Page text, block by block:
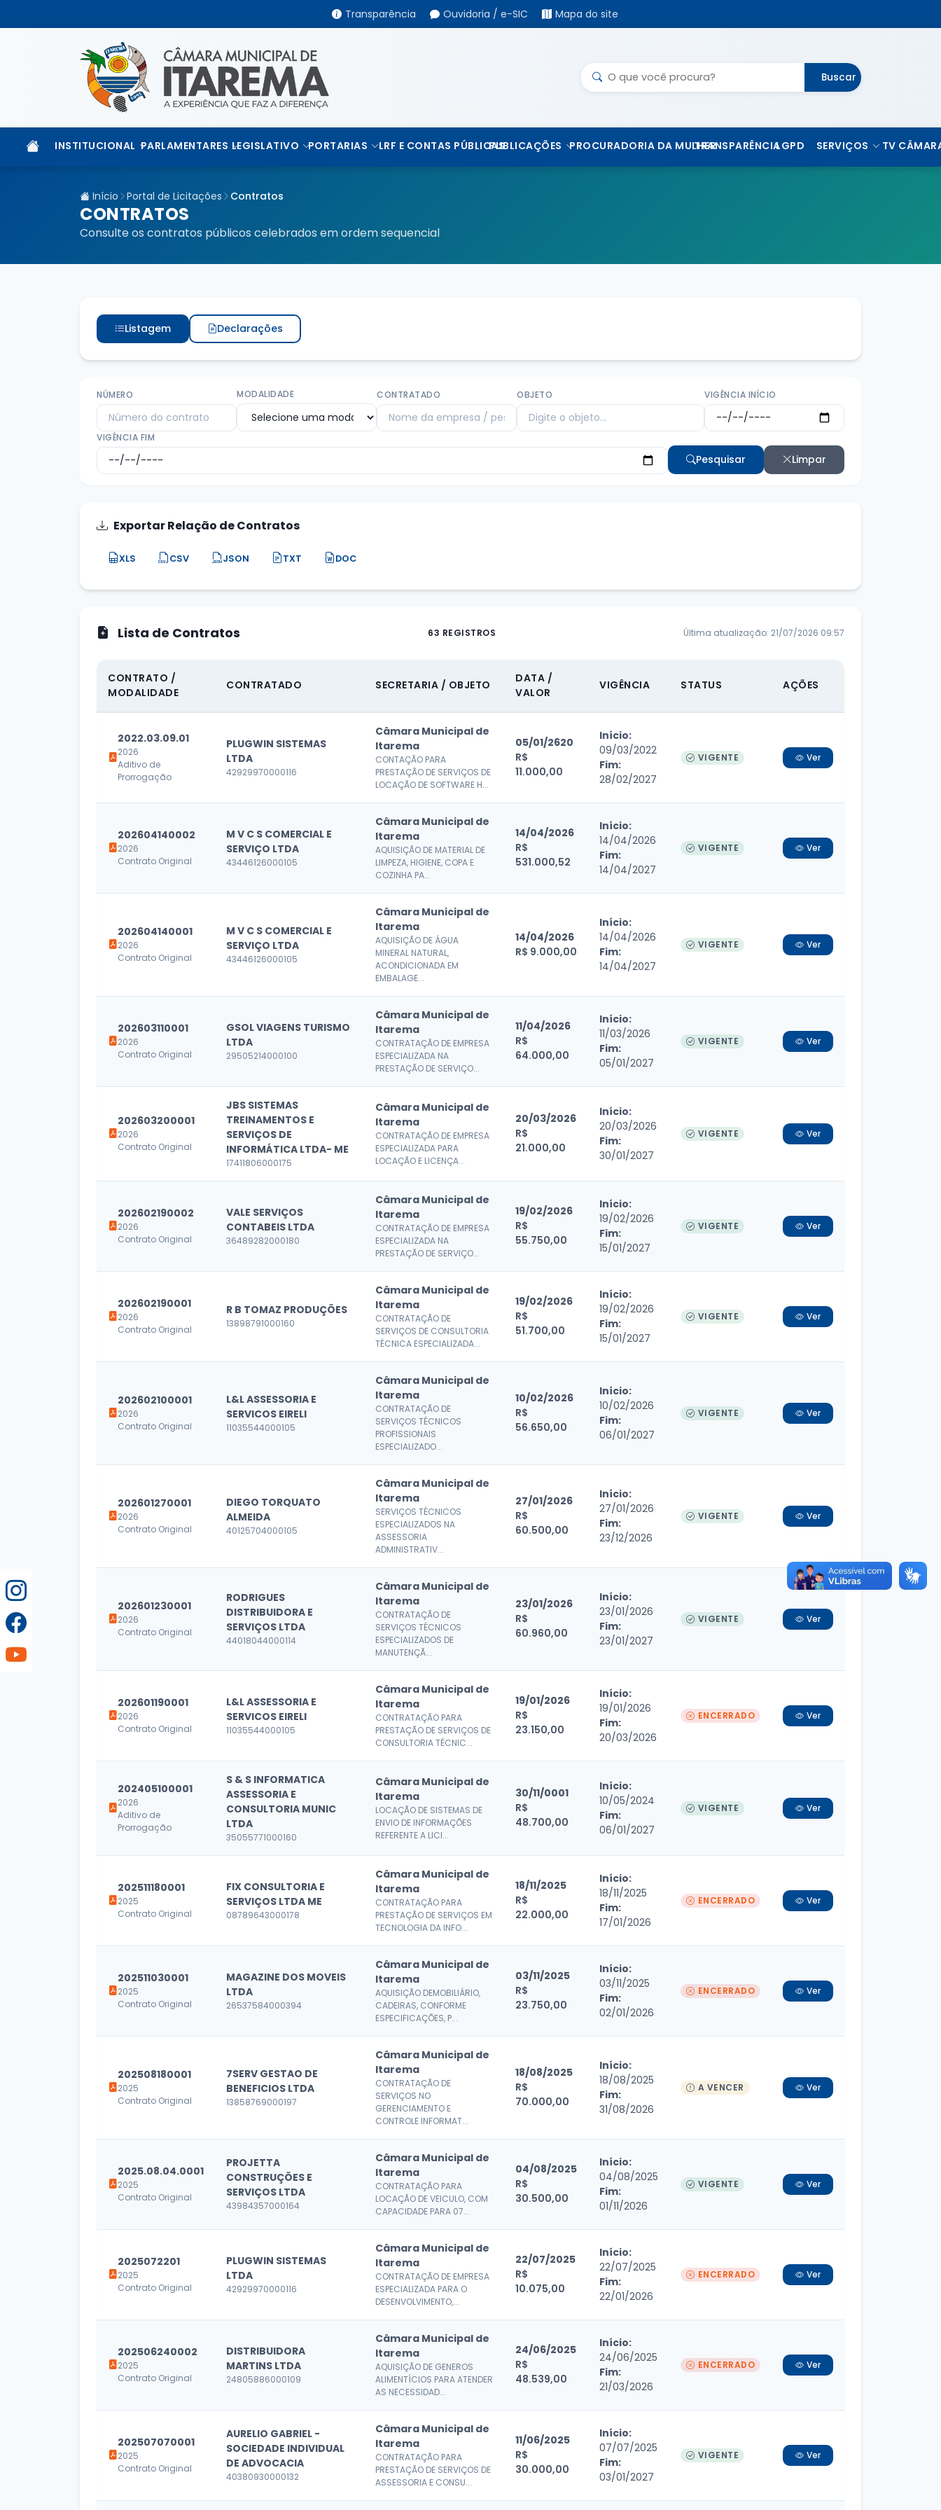
Transparência Ouvidoria / e-SIC Mapa do site
Buscar
INSTITUCIONAL PARLAMENTARES LEGISLATIVO PORTARIAS LRF E CONTAS PÚBLICASPUBLICAÇÕES PROCURADORIA DA MULHERTRANSPARÊNCIALGPD SERVIÇOS TV
Início Portal de Licitações Contratos
CONTRATOS
Consulte os contratos públicos celebrados em ordem sequencial
Listagem Declarações
NÚMERO MODALIDADE CONTRATADO OBJETO VIGÊNCIA INÍCIO
VIGÊNCIA FIM
Pesquisar Limpar
Exportar Relação de Contratos
XLS CSV JSON TXT DOC
Lista de Contratos 63 REGISTROS Última atualização: 21/07/2026 09:57
CONTRATO /
MODALIDADE
CONTRATADO SECRETARIA / OBJETO
DATA /
VALOR
VIGÊNCIA STATUS AÇÕES
2022.03.09.01
2026
Aditivo de
Prorrogação
PLUGWIN SISTEMAS
LTDA
42929970000116
Câmara Municipal de
Itarema
CONTAÇÃO PARA
PRESTAÇÃO DE SERVIÇOS DE
LOCAÇÃO DE SOFTWARE H...
05/01/2620
R$
11.000,00
Início:
09/03/2022
Fim:
28/02/2027
VIGENTE Ver
202604140002
2026
Contrato Original
M V C S COMERCIAL E
SERVIÇO LTDA
43446126000105
Câmara Municipal de
Itarema
AQUISIÇÃO DE MATERIAL DE
LIMPEZA, HIGIENE, COPA E
COZINHA PA...
14/04/2026
R$
531.000,52
Início:
14/04/2026
Fim:
14/04/2027
VIGENTE Ver
202604140001
2026
Contrato Original
M V C S COMERCIAL E
SERVIÇO LTDA
43446126000105
Câmara Municipal de
Itarema
AQUISIÇÃO DE ÁGUA
MINERAL NATURAL,
ACONDICIONADA EM
EMBALAGE...
14/04/2026
R$ 9.000,00
Início:
14/04/2026
Fim:
14/04/2027
VIGENTE Ver
202603110001
2026
Contrato Original
GSOL VIAGENS TURISMO
LTDA
29505214000100
Câmara Municipal de
Itarema
CONTRATAÇÃO DE EMPRESA
ESPECIALIZADA NA
PRESTAÇÃO DE SERVIÇO...
11/04/2026
R$
64.000,00
Início:
11/03/2026
Fim:
05/01/2027
VIGENTE Ver
202603200001
2026
Contrato Original
JBS SISTEMAS
TREINAMENTOS E
SERVIÇOS DE
INFORMÁTICA LTDA- ME
17411806000175
Câmara Municipal de
Itarema
CONTRATAÇÃO DE EMPRESA
ESPECIALIZADA PARA
LOCAÇÃO E LICENÇA...
20/03/2026
R$
21.000,00
Início:
20/03/2026
Fim:
30/01/2027
VIGENTE Ver
202602190002
2026
Contrato Original
VALE SERVIÇOS
CONTABEIS LTDA
36489282000180
Câmara Municipal de
Itarema
CONTRATAÇÃO DE EMPRESA
ESPECIALIZADA NA
PRESTAÇÃO DE SERVIÇO...
19/02/2026
R$
55.750,00
Início:
19/02/2026
Fim:
15/01/2027
VIGENTE Ver
202602190001
2026
Contrato Original
R B TOMAZ PRODUÇÕES
13898791000160
Câmara Municipal de
Itarema
CONTRATAÇÃO DE
SERVIÇOS DE CONSULTORIA
TÉCNICA ESPECIALIZADA...
19/02/2026
R$
51.700,00
Início:
19/02/2026
Fim:
15/01/2027
VIGENTE Ver
202602100001
2026
Contrato Original
L&L ASSESSORIA E
SERVICOS EIRELI
11035544000105
Câmara Municipal de
Itarema
CONTRATAÇÃO DE
SERVIÇOS TÉCNICOS
PROFISSIONAIS
ESPECIALIZADO...
10/02/2026
R$
56.650,00
Início:
10/02/2026
Fim:
06/01/2027
VIGENTE Ver
202601270001
2026
Contrato Original
DIEGO TORQUATO
ALMEIDA
40125704000105
Câmara Municipal de
Itarema
SERVIÇOS TÉCNICOS
ESPECIALIZADOS NA
ASSESSORIA
ADMINISTRATIV...
27/01/2026
R$
60.500,00
Início:
27/01/2026
Fim:
23/12/2026
VIGENTE Ver
202601230001
2026
Contrato Original
RODRIGUES
DISTRIBUIDORA E
SERVIÇOS LTDA
44018044000114
Câmara Municipal de
Itarema
CONTRATAÇÃO DE
SERVIÇOS TÉCNICOS
ESPECIALIZADOS DE
MANUTENÇÃ...
23/01/2026
R$
60.960,00
Início:
23/01/2026
Fim:
23/01/2027
VIGENTE Ver
202601190001
2026
Contrato Original
L&L ASSESSORIA E
SERVICOS EIRELI
11035544000105
Câmara Municipal de
Itarema
CONTRATAÇÃO PARA
PRESTAÇÃO DE SERVIÇOS DE
CONSULTORIA TÉCNIC...
19/01/2026
R$
23.150,00
Início:
19/01/2026
Fim:
20/03/2026
ENCERRADO Ver
202405100001
2026
Aditivo de
Prorrogação
S & S INFORMATICA
ASSESSORIA E
CONSULTORIA MUNIC
LTDA
35055771000160
Câmara Municipal de
Itarema
LOCAÇÃO DE SISTEMAS DE
ENVIO DE INFORMAÇÕES
REFERENTE A LICI...
30/11/0001
R$
48.700,00
Início:
10/05/2024
Fim:
06/01/2027
VIGENTE Ver
202511180001
2025
Contrato Original
FIX CONSULTORIA E
SERVIÇOS LTDA ME
08789643000178
Câmara Municipal de
Itarema
CONTRATAÇÃO PARA
PRESTAÇÃO DE SERVIÇOS EM
TECNOLOGIA DA INFO...
18/11/2025
R$
22.000,00
Início:
18/11/2025
Fim:
17/01/2026
ENCERRADO Ver
202511030001
2025
Contrato Original
MAGAZINE DOS MOVEIS
LTDA
26537584000394
Câmara Municipal de
Itarema
AQUISIÇÃO DEMOBILIÁRIO,
CADEIRAS, CONFORME
ESPECIFICAÇÕES, P...
03/11/2025
R$
23.750,00
Início:
03/11/2025
Fim:
02/01/2026
ENCERRADO Ver
202508180001
2025
Contrato Original
7SERV GESTAO DE
BENEFICIOS LTDA
13858769000197
Câmara Municipal de
Itarema
CONTRATAÇÃO DE
SERVIÇOS NO
GERENCIAMENTO E
CONTROLE INFORMAT...
18/08/2025
R$
70.000,00
Início:
18/08/2025
Fim:
31/08/2026
A VENCER Ver
2025.08.04.0001
2025
Contrato Original
PROJETTA
CONSTRUÇÕES E
SERVIÇOS LTDA
43984357000164
Câmara Municipal de
Itarema
CONTRATAÇÃO PARA
LOCAÇÃO DE VEICULO, COM
CAPACIDADE PARA 07...
04/08/2025
R$
30.500,00
Início:
04/08/2025
Fim:
01/11/2026
VIGENTE Ver
2025072201
2025
Contrato Original
PLUGWIN SISTEMAS
LTDA
42929970000116
Câmara Municipal de
Itarema
CONTRATAÇÃO DE EMPRESA
ESPECIALIZADA PARA O
DESENVOLVIMENTO,...
22/07/2025
R$
10.075,00
Início:
22/07/2025
Fim:
22/01/2026
ENCERRADO Ver
202506240002
2025
Contrato Original
DISTRIBUIDORA
MARTINS LTDA
24805886000109
Câmara Municipal de
Itarema
AQUISIÇÃO DE GENEROS
ALIMENTÍCIOS PARA ATENDER
AS NECESSIDAD...
24/06/2025
R$
48.539,00
Início:
24/06/2025
Fim:
21/03/2026
ENCERRADO Ver
202507070001
2025
Contrato Original
AURELIO GABRIEL -
SOCIEDADE INDIVIDUAL
DE ADVOCACIA
40380930000132
Câmara Municipal de
Itarema
CONTRATAÇÃO PARA
PRESTAÇÃO DE SERVIÇOS DE
ASSESSORIA E CONSU...
11/06/2025
R$
30.000,00
Início:
07/07/2025
Fim:
03/01/2027
VIGENTE Ver